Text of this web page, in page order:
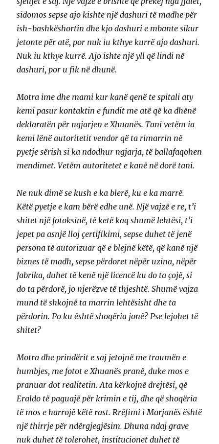
sidomos sepse ajo kishte një dashuri të madhe për
ish-bashkëshortin dhe kjo dashuri e mbante sikur
jetonte për atë, por nuk iu kthye kurrë ajo dashuri.
Nuk iu kthye kurrë. Ajo ishte një yll që lindi në
dashuri, por u fik në dhunë.
Motra ime dhe mami kur kanë qenë te spitali aty
kemi pasur kontaktin e fundit me atë që ka dhënë
deklaratën për ngjarjen e Xhuanës. Tani vetëm ia
kemi lënë autoritetit vendor që ta rimarrin në
pyetje sërish si ka ndodhur ngjarja, të ballafaqohen
mendimet. Vetëm autoritetet e kanë në dorë tani.
Ne nuk dimë se kush e ka blerë, ku e ka marrë.
Këtë pyetje e kam bërë edhe unë. Një vajzë e re, t’i
shitet një fotoksinë, të ketë kaq shumë lehtësi, t’i
jepet pa asnjë lloj çertifikimi, sepse duhet të jenë
persona të autorizuar që e blejnë këtë, që kanë një
biznes të madh, sepse përdoret nëpër uzina, nëpër
fabrika, duhet të kenë një licencë ku do ta çojë, si
do ta përdorë, jo njerëzve të thjeshtë. Shumë vajza
mund të shkojnë ta marrin lehtësisht dhe ta
përdorin. Po ku është shoqëria jonë? Pse lejohet të
shitet?
Motra dhe prindërit e saj jetojnë me traumën e
humbjes, me fotot e Xhuanës pranë, duke mos e
pranuar dot realitetin. Ata kërkojnë drejtësi, që
Eraldo të paguajë për krimin e tij, dhe që shoqëria
të mos e harrojë këtë rast. Rrëfimi i Marjanës është
një thirrje për ndërgjegjësim. Dhuna ndaj grave
nuk duhet të tolerohet, institucionet duhet të